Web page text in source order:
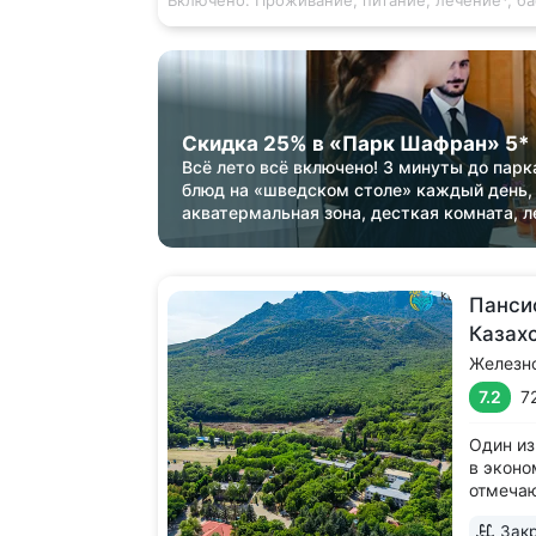
Скидка 25% в «Парк Шафран» 5*
Всё лето всё включено! 3 минуты до
блюд на «шведском столе» каждый день,
акватермальная зона, десткая комната,
7.2
Один
в